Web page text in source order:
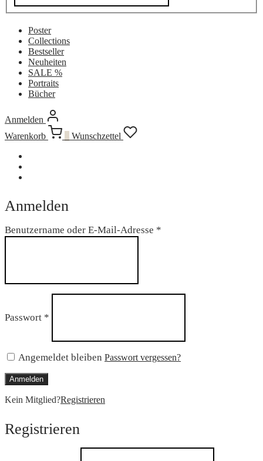
Poster
Collections
Bestseller
Neuheiten
SALE %
Portraits
Bücher
Anmelden
Warenkorb
Wunschzettel
Anmelden
Benutzername oder E-Mail-Adresse *
Passwort *
Erforderlich
Angemeldet bleiben Passwort vergessen?
Anmelden
Kein Mitglied?Registrieren
Registrieren
Erforderlich